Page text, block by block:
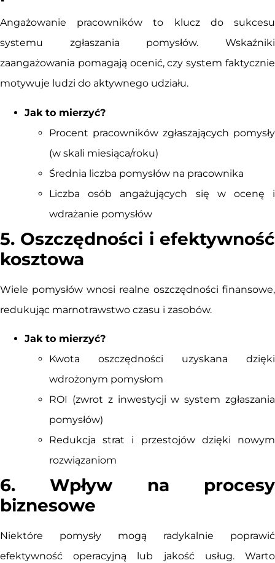
Angażowanie pracowników to klucz do sukcesu
systemu zgłaszania pomysłów. Wskaźniki
zaangażowania pomagają ocenić, czy system faktycznie
motywuje ludzi do aktywnego udziału.
Jak to mierzyć?
Procent pracowników zgłaszających pomysły
(w skali miesiąca/roku)
Średnia liczba pomysłów na pracownika
Liczba osób angażujących się w ocenę i
wdrażanie pomysłów
5. Oszczędności i efektywność
kosztowa
Wiele pomysłów wnosi realne oszczędności finansowe,
redukując marnotrawstwo czasu i zasobów.
Jak to mierzyć?
Kwota oszczędności uzyskana dzięki
wdrożonym pomysłom
ROI (zwrot z inwestycji w system zgłaszania
pomysłów)
Redukcja strat i przestojów dzięki nowym
rozwiązaniom
6. Wpływ na procesy
biznesowe
Niektóre pomysły mogą radykalnie poprawić
efektywność operacyjną lub jakość usług. Warto